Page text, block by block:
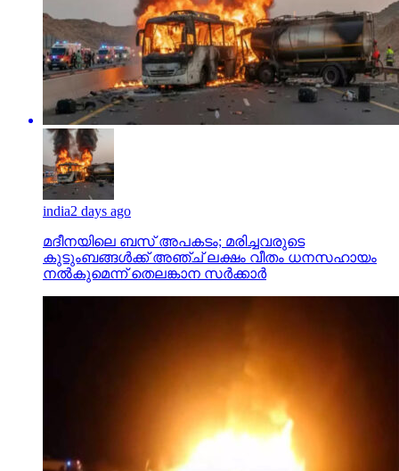
india2 days ago
മദീനയിലെ ബസ് അപകടം; മരിച്ചവരുടെ
കുടുംബങ്ങള്‍ക്ക് അഞ്ച് ലക്ഷം വീതം ധനസഹായം
നല്‍കുമെന്ന് തെലങ്കാന സര്‍ക്കാര്‍